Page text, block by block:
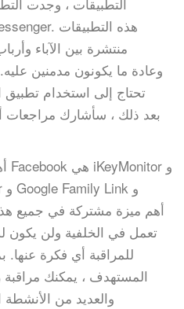
منتشرة بين الآباء
تحتاج إلى استخدام
تعمل في الخلفية ولن
للمراقبة أي فكرة عنها.
المستهدف ، يمكنك
والعديد من الأنشطة